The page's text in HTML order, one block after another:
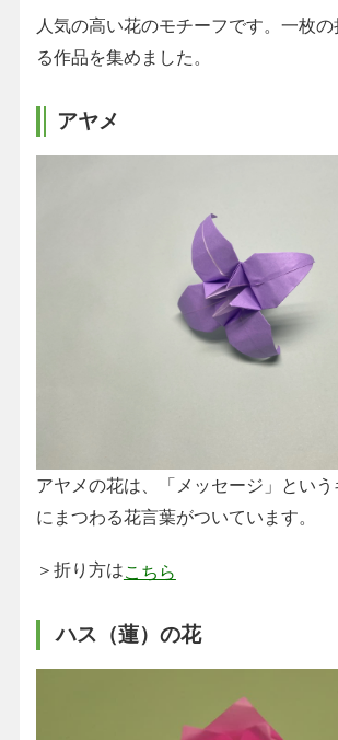
人気の高い花のモチーフです。一枚
る作品を集めました。
アヤメ
アヤメの花は、「メッセージ」とい
にまつわる花言葉がついています。
＞折り方はこちら
ハス（蓮）の花